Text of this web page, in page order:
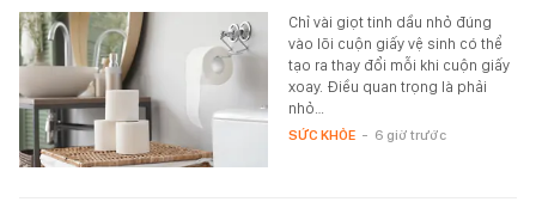
Chỉ vài giọt tinh dầu nhỏ đúng
vào lõi cuộn giấy vệ sinh có thể
tạo ra thay đổi mỗi khi cuộn giấy
xoay. Điều quan trọng là phải
nhỏ…
SỨC KHỎE - 6 giờ trước